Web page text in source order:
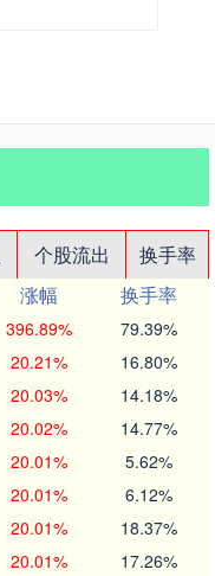
个股流出
换手率
涨幅
换手率
396.89% 79.39%
20.21% 16.80%
20.03% 14.18%
20.02% 14.77%
20.01% 5.62%
20.01% 6.12%
20.01% 18.37%
20.01% 17.26%